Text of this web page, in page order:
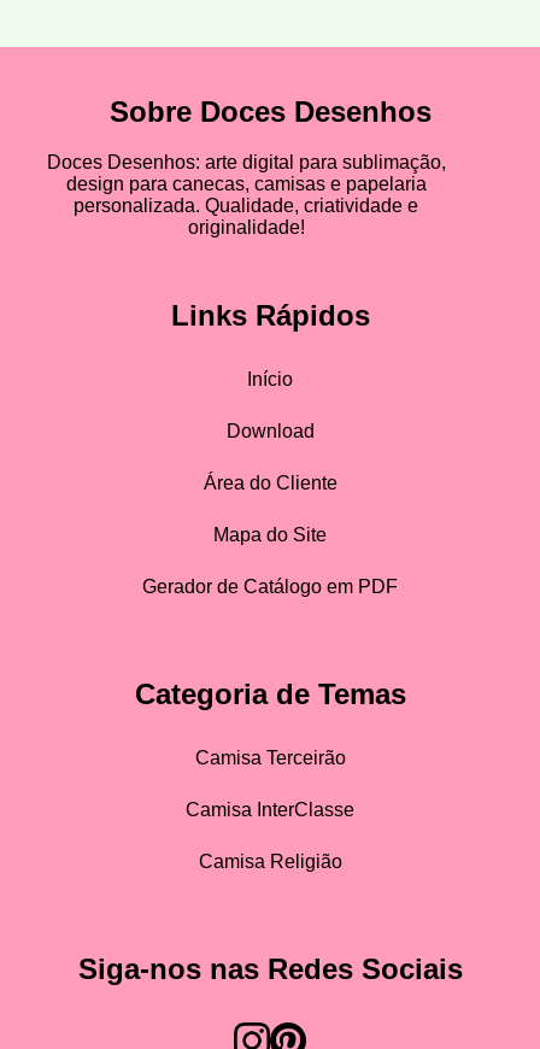
Sobre Doces Desenhos
Doces Desenhos: arte digital para sublimação,
design para canecas, camisas e papelaria
personalizada. Qualidade, criatividade e
originalidade!
Links Rápidos
Início
Download
Área do Cliente
Mapa do Site
Gerador de Catálogo em PDF
Categoria de Temas
Camisa Terceirão
Camisa InterClasse
Camisa Religião
Siga-nos nas Redes Sociais